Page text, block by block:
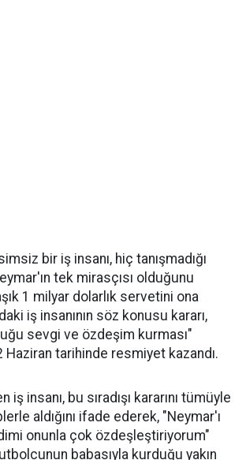
bir iş insanı, hiç tanışmadığı
tek mirasçısı olduğunu
1 milyar dolarlık servetini ona
iş insanının söz konusu kararı,
sevgi ve özdeşim kurması"
tarihinde resmiyet kazandı.
insanı, bu sıradışı kararını tümüyle
aldığını ifade ederek, "Neymar'ı
onunla çok özdeşleştiriyorum"
babasıyla kurduğu yakın